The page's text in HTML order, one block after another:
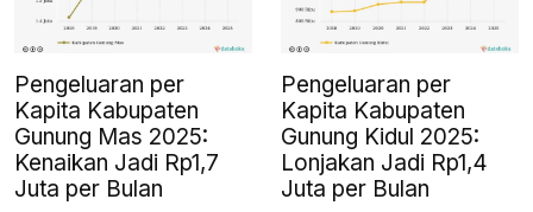
Pengeluaran per
Kapita Kabupaten
Gunung Mas 2025:
Kenaikan Jadi Rp1,7
Juta per Bulan
Pengeluaran per
Kapita Kabupaten
Gunung Kidul 2025:
Lonjakan Jadi Rp1,4
Juta per Bulan